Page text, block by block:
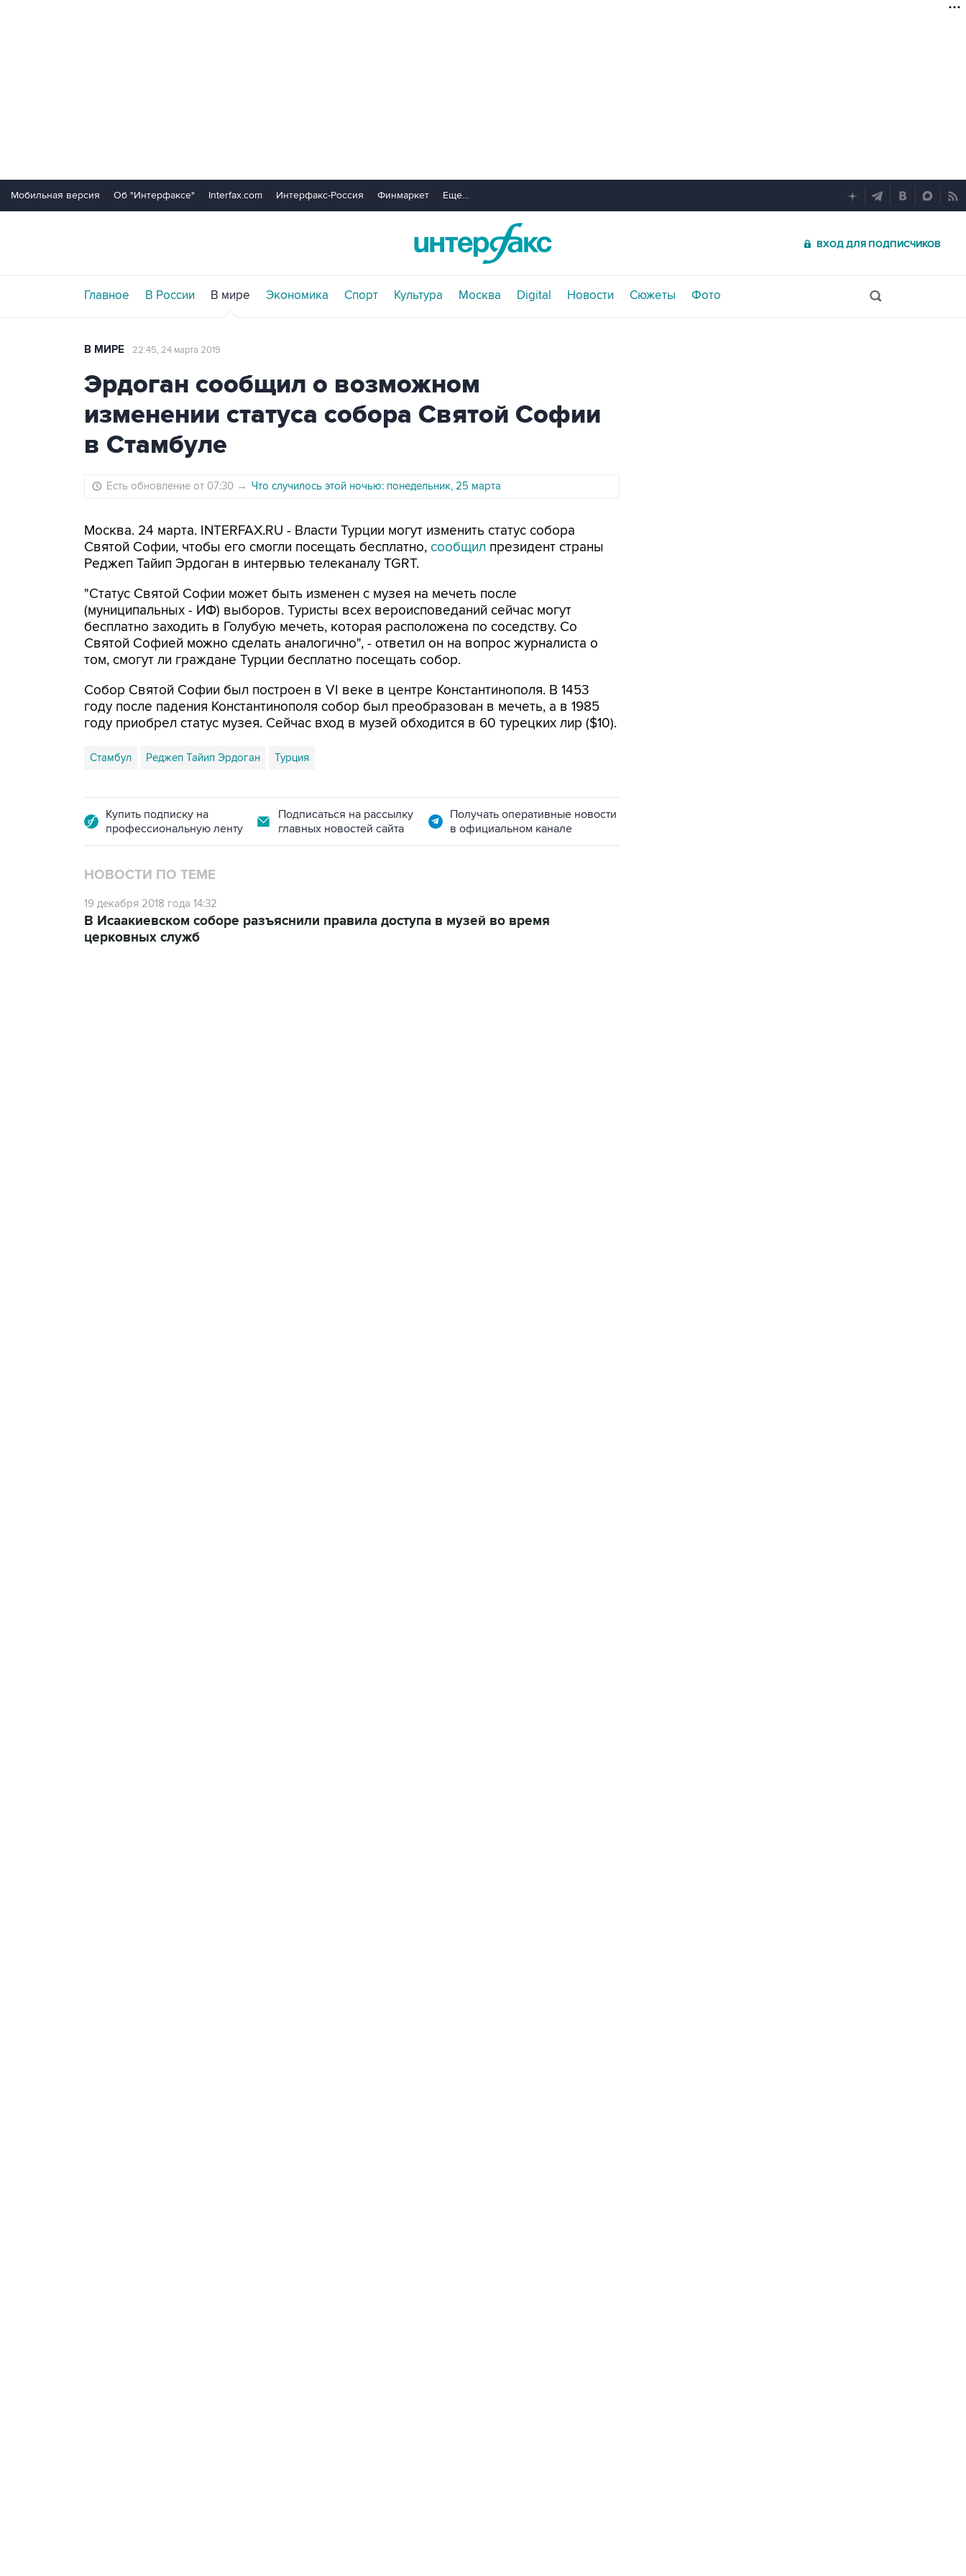
Мобильная версия Об "Интерфаксе" Interfax.com Интерфакс-Россия Финмаркет Еще...
ВХОД ДЛЯ ПОДПИСЧИКОВ
Главное В России В мире Экономика Спорт Культура Москва Digital Новости Сюжеты Фото
В МИРЕ 22:45, 24 марта 2019
Эрдоган сообщил о возможном
изменении статуса собора Святой Софии
в Стамбуле
Есть обновление от 07:30 → Что случилось этой ночью: понедельник, 25 марта
Москва. 24 марта. INTERFAX.RU - Власти Турции могут изменить статус собора
Святой Софии, чтобы его смогли посещать бесплатно, сообщил президент страны
Реджеп Тайип Эрдоган в интервью телеканалу TGRT.
"Статус Святой Софии может быть изменен с музея на мечеть после
(муниципальных - ИФ) выборов. Туристы всех вероисповеданий сейчас могут
бесплатно заходить в Голубую мечеть, которая расположена по соседству. Со
Святой Софией можно сделать аналогично", - ответил он на вопрос журналиста о
том, смогут ли граждане Турции бесплатно посещать собор.
Собор Святой Софии был построен в VI веке в центре Константинополя. В 1453
году после падения Константинополя собор был преобразован в мечеть, а в 1985
году приобрел статус музея. Сейчас вход в музей обходится в 60 турецких лир ($10).
Стамбул Реджеп Тайип Эрдоган Турция
Купить подписку на
профессиональную ленту
Подписаться на рассылку
главных новостей сайта
Получать оперативные новости
в официальном канале
НОВОСТИ ПО ТЕМЕ
19 декабря 2018 года 14:32
В Исаакиевском соборе разъяснили правила доступа в музей во время
церковных служб